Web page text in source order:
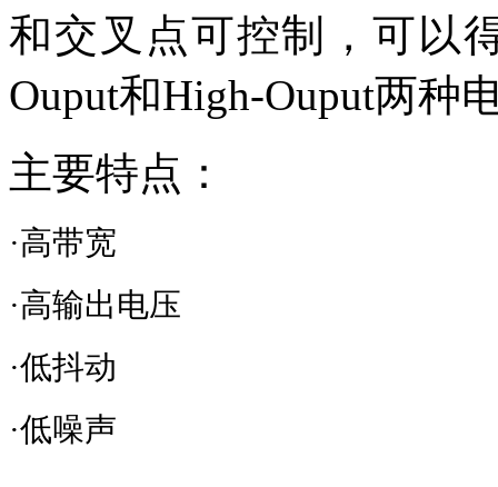
和交叉点可控制，可以
Ouput和High-Ouput两种
主要特点：
·高带宽
·高输出电压
·低抖动
·低噪声